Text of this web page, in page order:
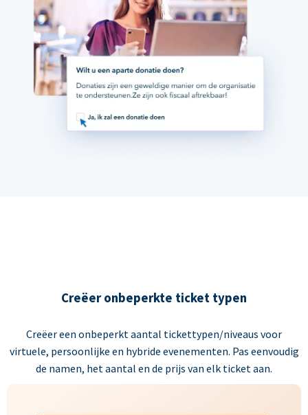
Creëer onbeperkte ticket typen
Creëer een onbeperkt aantal tickettypen/niveaus voor
virtuele, persoonlijke en hybride evenementen. Pas eenvoudig
de namen, het aantal en de prijs van elk ticket aan.